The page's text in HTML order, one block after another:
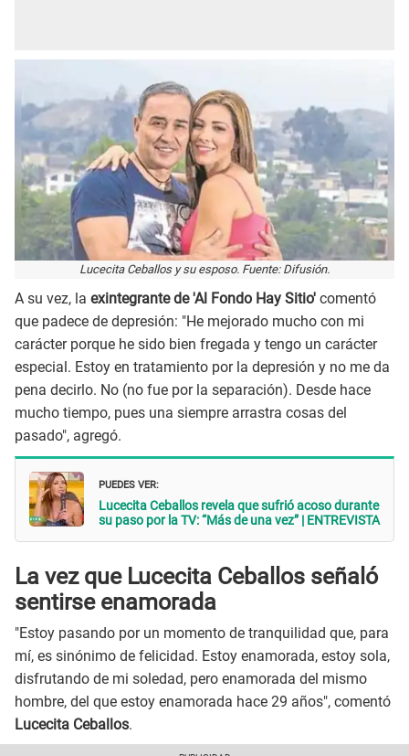
Lucecita Ceballos y su esposo. Fuente: Difusión.
A su vez, la exintegrante de 'Al Fondo Hay Sitio' comentó
que padece de depresión: "He mejorado mucho con mi
carácter porque he sido bien fregada y tengo un carácter
especial. Estoy en tratamiento por la depresión y no me da
pena decirlo. No (no fue por la separación). Desde hace
mucho tiempo, pues una siempre arrastra cosas del
pasado", agregó.
PUEDES VER:
Lucecita Ceballos revela que sufrió acoso durante
su paso por la TV: “Más de una vez” | ENTREVISTA
La vez que Lucecita Ceballos señaló
sentirse enamorada
"Estoy pasando por un momento de tranquilidad que, para
mí, es sinónimo de felicidad. Estoy enamorada, estoy sola,
disfrutando de mi soledad, pero enamorada del mismo
hombre, del que estoy enamorada hace 29 años", comentó
Lucecita Ceballos.